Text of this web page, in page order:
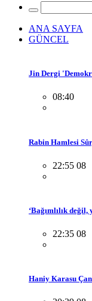
ANA SAYFA
GÜNCEL
Jin Dergi
08:40
Rabin Hamlesi
22:55 08
‘Bağımlılık değil,
22:35 08
Haniy Karasu